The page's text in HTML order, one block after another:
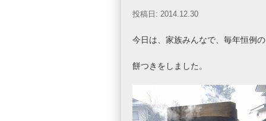
投稿日: 2014.12.30
今日は、家族みんなで、毎年恒例の
餅つきをしました。